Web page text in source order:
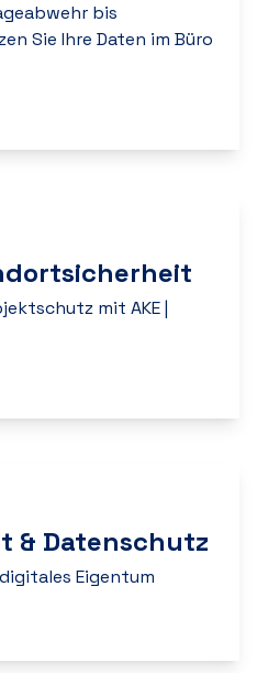
bis
Sie Ihre Daten im Büro
mit AKE |
& Datenschutz
Eigentum